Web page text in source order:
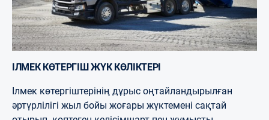
ІЛМЕК КӨТЕРГІШ ЖҮК КӨЛІКТЕРІ
Ілмек көтергіштерінің дұрыс оңтайландырылған
әртүрлілігі жыл бойы жоғары жүктемені сақтай